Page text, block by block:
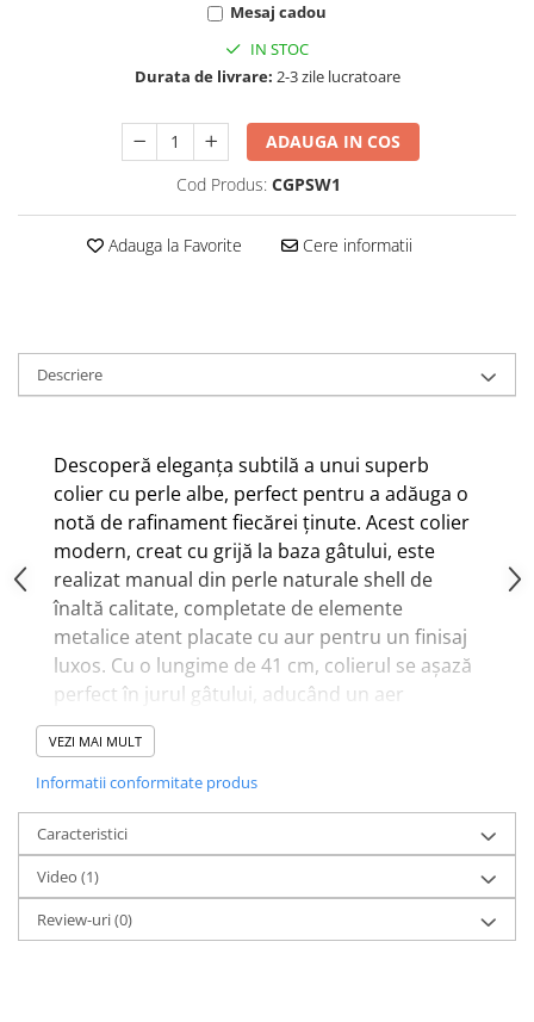
Mesaj cadou
IN STOC
Durata de livrare: 2-3 zile lucratoare
ADAUGA IN COS
Cod Produs: CGPSW1
Adauga la Favorite Cere informatii
Descriere
Descoperă eleganța subtilă a unui superb
colier cu perle albe, perfect pentru a adăuga o
notă de rafinament fiecărei ținute. Acest colier
modern, creat cu grijă la baza gâtului, este
realizat manual din perle naturale shell de
înaltă calitate, completate de elemente
metalice atent placate cu aur pentru un finisaj
luxos. Cu o lungime de 41 cm, colierul se așază
perfect în jurul gâtului, aducând un aer
sofisticat și delicat purtătoarei.
VEZI MAI MULT
Informatii conformitate produs
Caracteristici
Video (1)
Review-uri(0)